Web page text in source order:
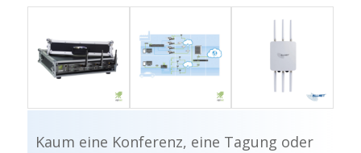
Kaum eine Konferenz, eine Tagung oder